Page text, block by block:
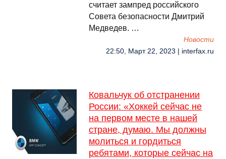
считает зампред российского
Совета безопасности Дмитрий
Медведев. …
Новости
22:50, Март 22, 2023 | interfax.ru
Ковальчук об отстранении
России: «Хоккей сейчас не
на первом месте в нашей
стране, думаю. Мы должны
молиться и гордиться
ребятами, которые сейчас на